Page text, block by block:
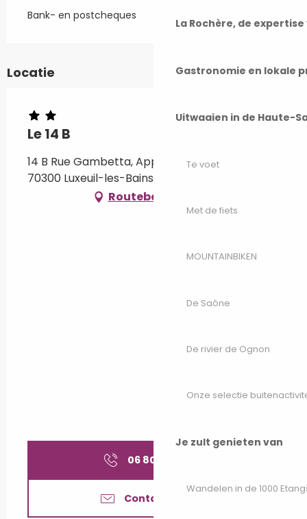
La Rochère, de
Gastronomie en lokale
Uitwaaien in de Haute-
Te voet
Met de fiets
MOUNTAINBIKEN
De Saône
De rivier de Ognon
Onze selectie
Je zult genieten van
Wandelen in de 1000
Bank- en postcheques
Locatie
Le 14 B
14 B Rue Gambetta, Appartement n°16 RDC,
70300 Luxeuil-les-Bains
Routebeschrijving
06 80 88 24
Contacteer ons